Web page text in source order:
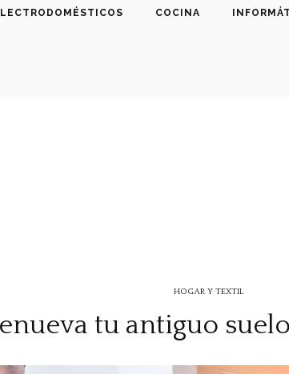
COCINA
HOGAR Y TEXTIL
tu antiguo